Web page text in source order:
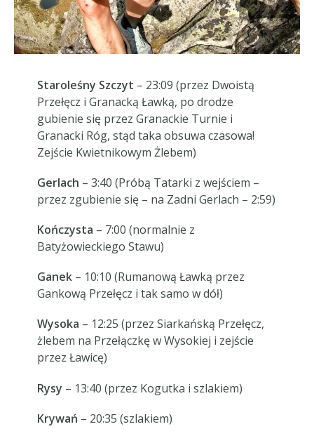
Staroleśny Szczyt – 23:09 (przez Dwoistą
Przełęcz i Granacką Ławką, po drodze
gubienie się przez Granackie Turnie i
Granacki Róg, stąd taka obsuwa czasowa!
Zejście Kwietnikowym Żlebem)
Gerlach – 3:40 (Próbą Tatarki z wejściem –
przez zgubienie się – na Zadni Gerlach – 2:59)
Kończysta – 7:00 (normalnie z
Batyżowieckiego Stawu)
Ganek– 10:10 (Rumanową Ławką przez
Gankową Przełęcz i tak samo w dół)
Wysoka – 12:25 (przez Siarkańską Przełęcz,
żlebem na Przełączkę w Wysokiej i zejście
przez Ławicę)
Rysy – 13:40 (przez Kogutka i szlakiem)
Krywań – 20:35 (szlakiem)